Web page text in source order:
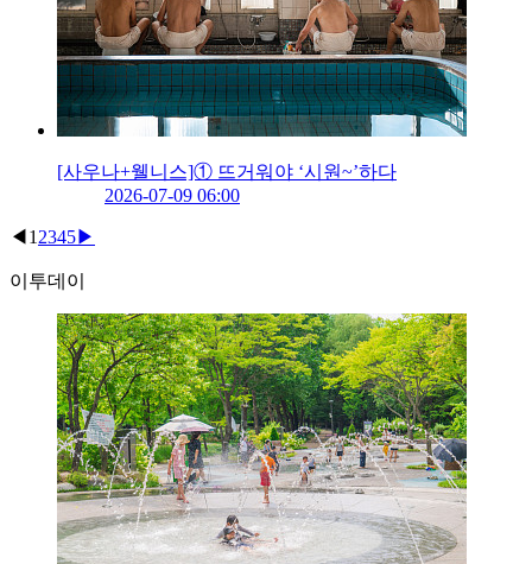
[사우나+웰니스]① 뜨거워야 ‘시원~’하다
2026-07-09 06:00
◀ 1 2345▶
이투데이